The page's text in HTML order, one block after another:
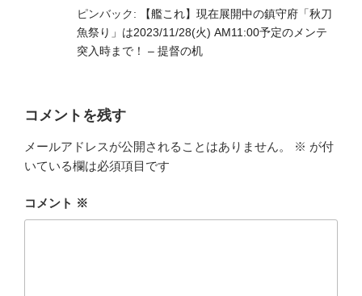
ピンバック:
【艦これ】現在展開中の鎮守府「秋刀
魚祭り」は2023/11/28(火) AM11:00予定のメンテ
突入時まで！ – 提督の机
コメントを残す
メールアドレスが公開されることはありません。 ※ が付
いている欄は必須項目です
コメント ※